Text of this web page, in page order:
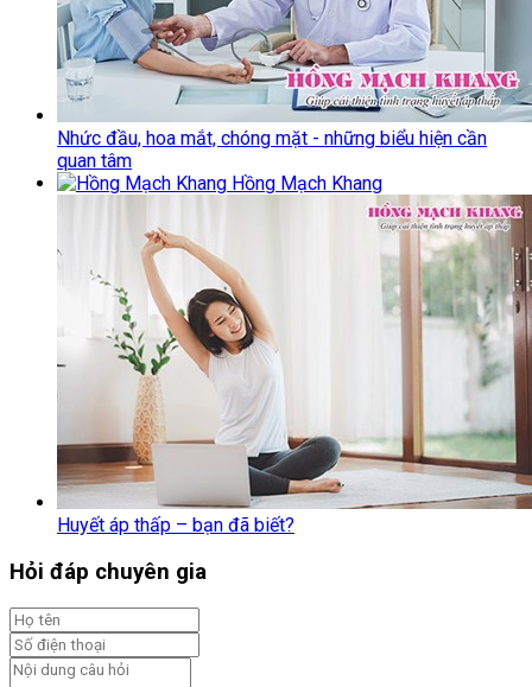
Nhức đầu, hoa mắt, chóng mặt - những biểu hiện cần
quan tâm
Hồng Mạch Khang
Huyết áp thấp – bạn đã biết?
Hỏi đáp chuyên gia